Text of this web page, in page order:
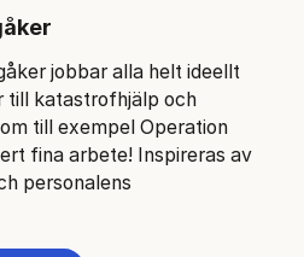
jobbar alla helt ideellt
till katastrofhjälp och
till exempel Operation
fina arbete! Inspireras av
personalens